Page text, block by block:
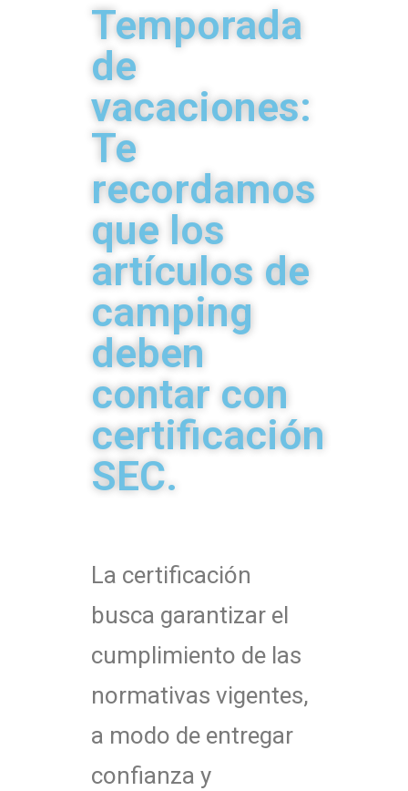
Temporada
de
vacaciones:
Te
recordamos
que los
artículos de
camping
deben
contar con
certificación
SEC.
La certificación
busca garantizar el
cumplimiento de las
normativas vigentes,
a modo de entregar
confianza y